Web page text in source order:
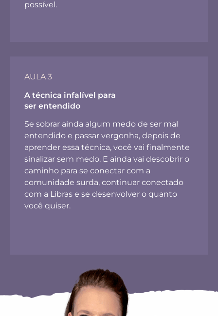
possível.
AULA 3
A técnica infalível para
ser entendido
Se sobrar ainda algum medo de ser mal
entendido e passar vergonha, depois de
aprender essa técnica, você vai finalmente
sinalizar sem medo. E ainda vai descobrir o
caminho para se conectar com a
comunidade surda, continuar conectado
com a Libras e se desenvolver o quanto
você quiser.